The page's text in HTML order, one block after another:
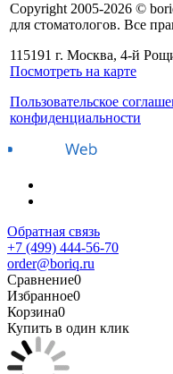
Copyright 2005-2026 ©
для стоматологов. Все
115191 г. Москва, 4-й
Посмотреть на карте
Пользовательское
конфиденциальности
Обратная связь
+7 (499) 444-56-70
order@boriq.ru
Сравнение0
Избранное0
Корзина0
Купить в один клик